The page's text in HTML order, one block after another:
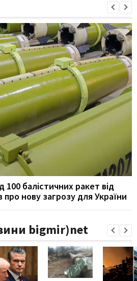
100 балістичних ракет від
нову загрозу для України
bigmir)net